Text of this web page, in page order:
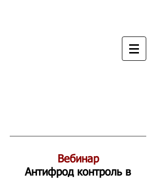
Вебинар
Антифрод контроль в